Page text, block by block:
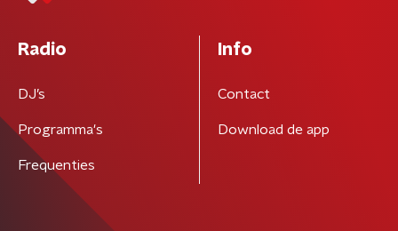
Radio
DJ’s
Programma's
Frequenties
Info
Contact
Download de app